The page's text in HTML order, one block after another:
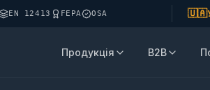
EN 12413 FEPA OSA 🇺🇦
Продукція B2B